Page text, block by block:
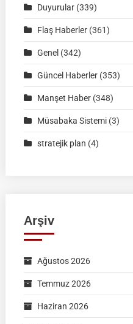
Müsabaka
Ön
Formu
Duyurular(339)
Flaş Haberler(361)
Genel (342)
Güncel Haberler(353)
Manşet Haber(348)
Müsabaka Sistemi(3)
stratejik plan (4)
Arşiv
Ağustos 2026
Temmuz 2026
Haziran 2026